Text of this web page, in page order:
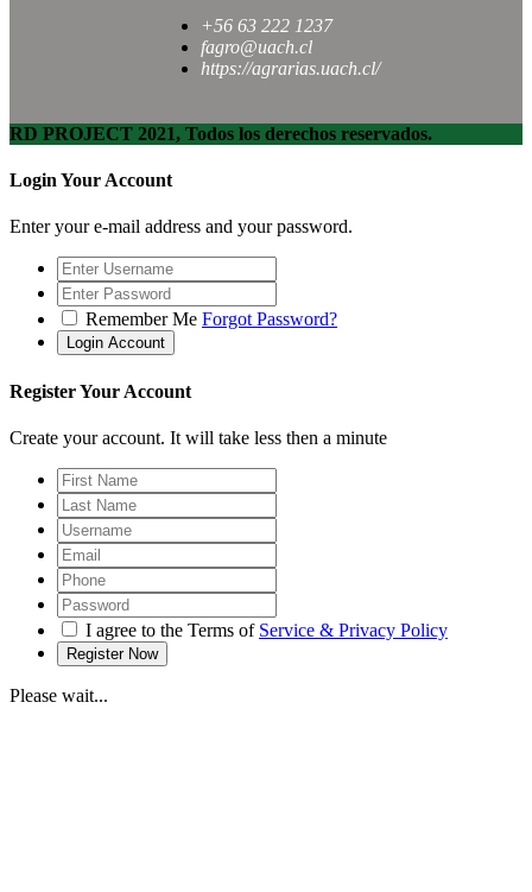
+56 63 222 1237
fagro@uach.cl
https://agrarias.uach.cl/
RD PROJECT 2021, Todos los derechos reservados.
Login Your Account
Enter your e-mail address and your password.
Remember Me Forgot Password?
Register Your Account
Create your account. It will take less then a minute
I agree to the Terms of Service & Privacy Policy
Please wait...